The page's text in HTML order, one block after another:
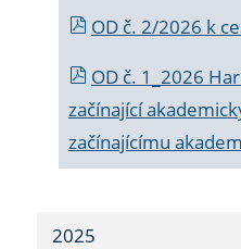
OD č. 2/2026 k
OD č. 1_2026
začínající
začínajícímu
2025